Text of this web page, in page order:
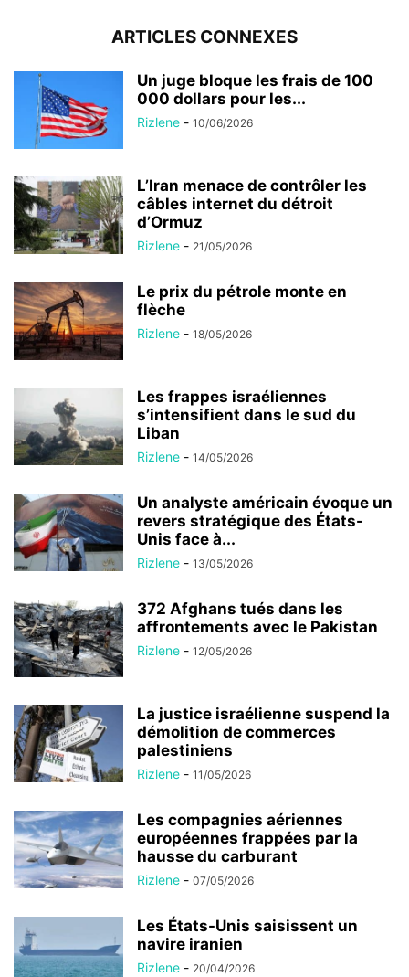
ARTICLES CONNEXES
Un juge bloque les frais de 100
000 dollars pour les...
Rizlene - 10/06/2026
L’Iran menace de contrôler les
câbles internet du détroit
d’Ormuz
Rizlene - 21/05/2026
Le prix du pétrole monte en
flèche
Rizlene - 18/05/2026
Les frappes israéliennes
s’intensifient dans le sud du
Liban
Rizlene - 14/05/2026
Un analyste américain évoque un
revers stratégique des États-
Unis face à...
Rizlene - 13/05/2026
372 Afghans tués dans les
affrontements avec le Pakistan
Rizlene - 12/05/2026
La justice israélienne suspend la
démolition de commerces
palestiniens
Rizlene - 11/05/2026
Les compagnies aériennes
européennes frappées par la
hausse du carburant
Rizlene - 07/05/2026
Les États-Unis saisissent un
navire iranien
Rizlene - 20/04/2026